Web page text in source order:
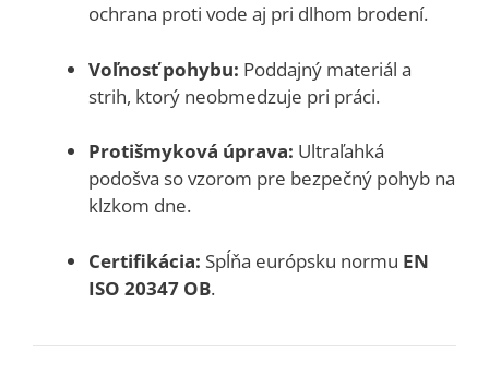
ochrana proti vode aj pri dlhom brodení.
Voľnosť pohybu: Poddajný materiál a
strih, ktorý neobmedzuje pri práci.
Protišmyková úprava: Ultraľahká
podošva so vzorom pre bezpečný pohyb na
klzkom dne.
Certifikácia: Spĺňa európsku normu EN
ISO 20347 OB.